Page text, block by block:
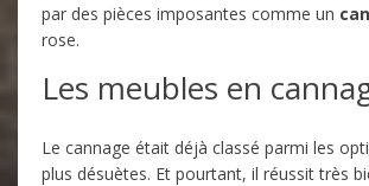
par des pièces imposantes comme un
rose.
Les meubles en
Le cannage était déjà classé parmi les
plus désuètes. Et pourtant, il réussit très